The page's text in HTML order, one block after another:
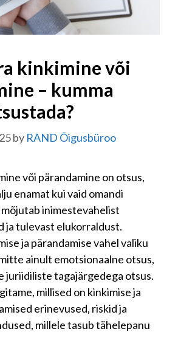
kinkimine või
– kumma
by RAND Õigusbüroo
või pärandamine on otsus,
enamat kui vaid omandi
inimestevahelist
ja tulevast elukorraldust.
ja pärandamise vahel valiku
ainult emotsionaalne otsus,
juriidiliste tagajärgedega otsus.
millised on kinkimise ja
erinevused, riskid ja
millele tasub tähelepanu